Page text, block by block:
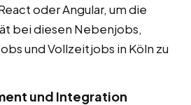
oder Angular, um die
bei diesen Nebenjobs,
und Vollzeitjobs in Köln zu
und Integration